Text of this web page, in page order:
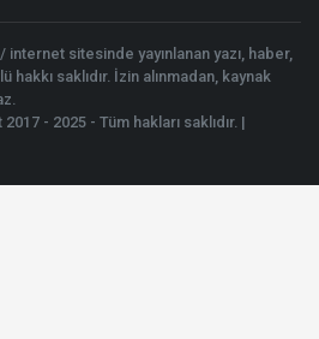
sitesinde yayınlanan yazı, haber,
saklıdır. İzin alınmadan, kaynak
- 2025 - Tüm hakları saklıdır. |